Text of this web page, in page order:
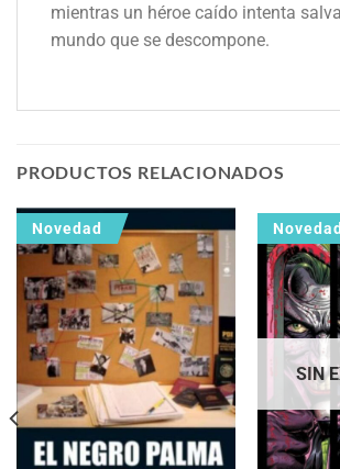
mientras un héroe caído intenta
mundo que se descompone.
PRODUCTOS RELACIONADOS
Novedad Novedad
SIN